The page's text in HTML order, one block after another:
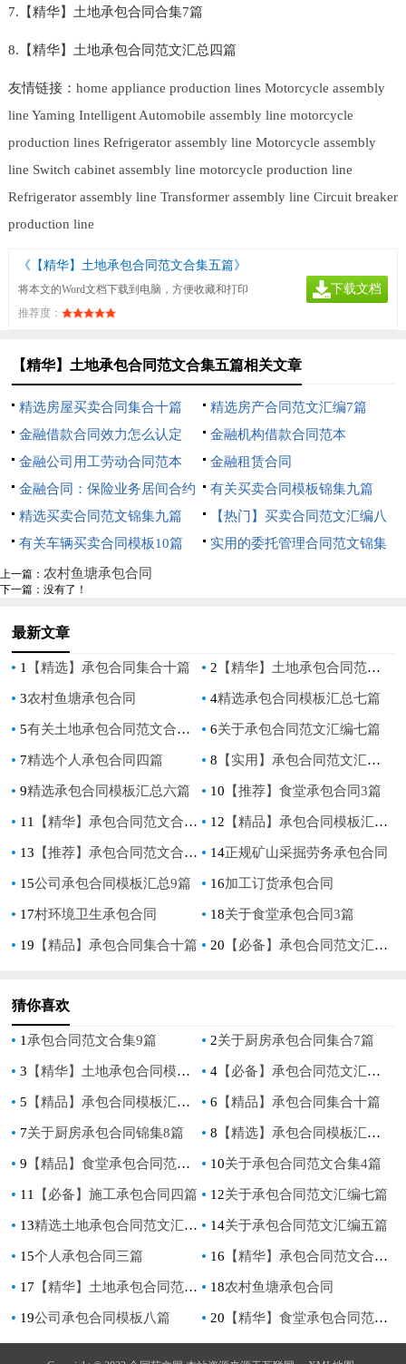
7.【精华】土地承包合同合集7篇
8.【精华】土地承包合同范文汇总四篇
友情链接： home appliance production lines Motorcycle assembly
line Yaming Intelligent Automobile assembly line motorcycle
production lines Refrigerator assembly line Motorcycle assembly
line Switch cabinet assembly line motorcycle production line
Refrigerator assembly line Transformer assembly line Circuit breaker
production line
《【精华】土地承包合同范文合集五篇》
将本文的Word文档下载到电脑，方便收藏和打印
推荐度：
下载文档
【精华】土地承包合同范文合集五篇相关文章
精选房屋买卖合同集合十篇
精选房产合同范文汇编7篇
金融借款合同效力怎么认定
金融机构借款合同范本
金融公司用工劳动合同范本
金融租赁合同
金融合同：保险业务居间合约
有关买卖合同模板锦集九篇
精选买卖合同范文锦集九篇
【热门】买卖合同范文汇编八
篇
有关车辆买卖合同模板10篇
实用的委托管理合同范文锦集
上一篇： 农村鱼塘承包合同
下一篇：没有了！
最新文章
1 【精选】承包合同集合十篇 2 【精华】土地承包合同范文合集五篇
3农村鱼塘承包合同 4精选承包合同模板汇总七篇
5有关土地承包合同范文合集五篇 6关于承包合同范文汇编七篇
7精选个人承包合同四篇 8 【实用】承包合同范文汇编7篇
9精选承包合同模板汇总六篇 10 【推荐】食堂承包合同3篇
11 【精华】承包合同范文合集五篇 12 【精品】承包合同模板汇编九篇
13 【推荐】承包合同范文合集六篇 14正规矿山采掘劳务承包合同
15公司承包合同模板汇总9篇 16加工订货承包合同
17村环境卫生承包合同 18关于食堂承包合同3篇
19 【精品】承包合同集合十篇 20 【必备】承包合同范文汇编七篇
猜你喜欢
1 承包合同范文合集9篇 2关于厨房承包合同集合7篇
3 【精华】土地承包合同模板合集六篇 4【必备】承包合同范文汇编七篇
5 【精品】承包合同模板汇编九篇 6 【精品】承包合同集合十篇
7关于厨房承包合同锦集8篇 8 【精选】承包合同模板汇编七篇
9 【精品】食堂承包合同范文七篇 10关于承包合同范文合集4篇
11 【必备】施工承包合同四篇 12关于承包合同范文汇编七篇
13精选土地承包合同范文汇编4篇 14关于承包合同范文汇编五篇
15个人承包合同三篇 16 【精华】承包合同范文合集五篇
17 【精华】土地承包合同范文合集五篇 18农村鱼塘承包合同
19公司承包合同模板八篇 20 【精华】食堂承包合同范文集合8篇